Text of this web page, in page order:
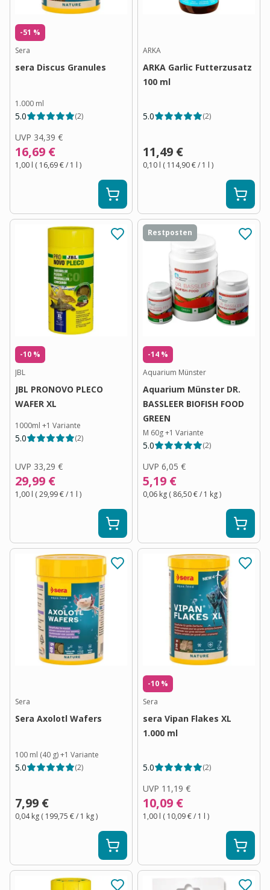
-51 %
Sera
sera Discus Granules
1.000 ml
5.0 (2)
UVP 34,39 €
16,69 €
1,00 l ( 16,69 €/ 1 l )
ARKA
ARKA Garlic Futterzusatz
100 ml
5.0 (2)
11,49 €
0,10 l ( 114,90 €/ 1 l )
-10 %
JBL
JBL PRONOVO PLECO
WAFER XL
1000ml +1 Variante
5.0 (2)
UVP 33,29 €
29,99 €
1,00 l (29,99 €/ 1 l )
Restposten
-14 %
Aquarium Münster
Aquarium Münster DR.
BASSLEER BIOFISH FOOD
GREEN
M 60g+1 Variante
5.0 (2)
UVP 6,05 €
5,19 €
0,06 kg ( 86,50 €/ 1 kg)
Sera
Sera Axolotl Wafers
100 ml (40 g)+1 Variante
5.0 (2)
7,99 €
0,04 kg ( 199,75 €/ 1 kg)
-10 %
Sera
sera Vipan Flakes XL
1.000 ml
5.0 (2)
UVP 11,19 €
10,09 €
1,00 l ( 10,09 €/ 1 l )